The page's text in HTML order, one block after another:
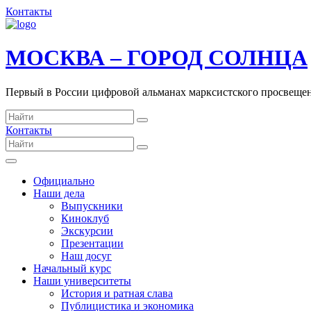
Контакты
МОСКВА – ГОРОД СОЛНЦА
Первый в России цифровой альманах марксистского
Контакты
Официально
Наши дела
Выпускники
Киноклуб
Экскурсии
Презентации
Наш досуг
Начальный курс
Наши университеты
История и ратная слава
Публицистика и экономика